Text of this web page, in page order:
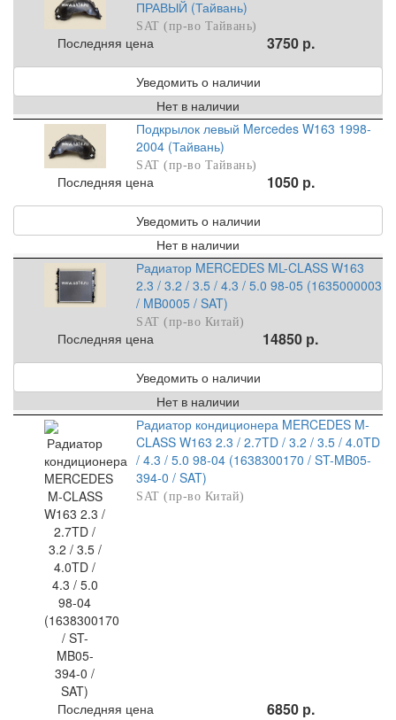
ПРАВЫЙ (Тайвань)
SAT (пр-во Тайвань)
Последняя цена 3750 р.
Уведомить о наличии
Нет в наличии
Подкрылок левый Mercedes W163 1998-
2004 (Тайвань)
SAT (пр-во Тайвань)
Последняя цена 1050 р.
Уведомить о наличии
Нет в наличии
Радиатор MERCEDES ML-CLASS W163
2.3 / 3.2 / 3.5 / 4.3 / 5.0 98-05 (1635000003
/ MB0005 / SAT)
SAT (пр-во Китай)
Последняя цена 14850 р.
Уведомить о наличии
Нет в наличии
Радиатор кондиционера MERCEDES M-
CLASS W163 2.3 / 2.7TD / 3.2 / 3.5 / 4.0TD
/ 4.3 / 5.0 98-04 (1638300170 / ST-MB05-
394-0 / SAT)
SAT (пр-во Китай)
Последняя цена 6850 р.